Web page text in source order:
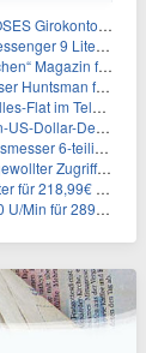
– 50€ schon nach 1 Woche!
9 Liter für 26,89€
für 0€ (statt 13,35€)
für 32,99€
für 9,99€/Monat
KI-Rechenleistung
teilig für 22,47€
fremde Systeme
Wischfunktion
(A-10%, Dampf)